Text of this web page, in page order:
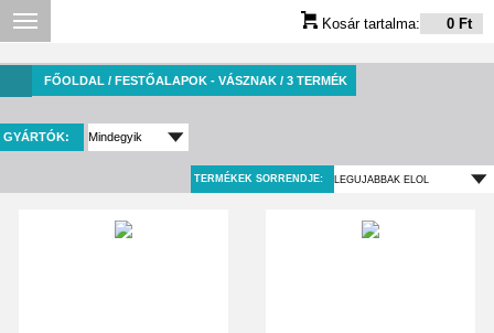
Kosár tartalma: 0 Ft
FŐOLDAL / FESTŐALAPOK - VÁSZNAK / 3 TERMÉK
GYÁRTÓK:
TERMÉKEK SORRENDJE: